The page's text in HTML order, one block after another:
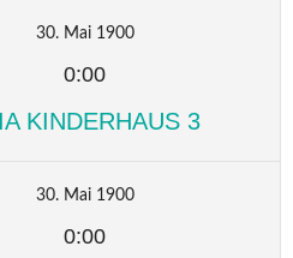
30. Mai 1900
0:00
KINDERHAUS 3
30. Mai 1900
0:00